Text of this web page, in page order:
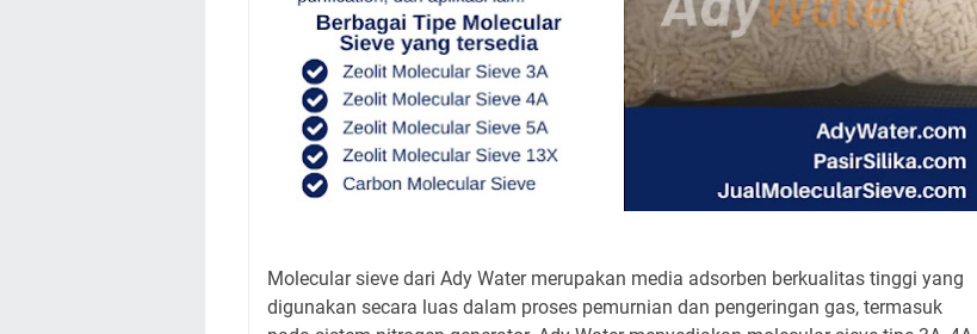
Molecular sieve dari Ady Water merupakan media adsorben berkualitas tinggi yang
digunakan secara luas dalam proses pemurnian dan pengeringan gas, termasuk